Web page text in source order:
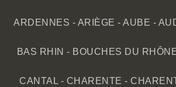
ARDENNES - ARIÈGE -AUBE -
BAS RHIN - BOUCHES DU
CANTAL - CHARENTE -